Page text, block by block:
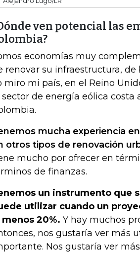
ven potencial las
economías muy
renovar su infraestructura,
miro mi país, en el Reino
sector de energía eólica costa
mucha experiencia
otros tipos de renovación
mucho por ofrecer en
de finanzas.
un instrumento que
utilizar cuando un
menos 20%. Y hay muchos
nos gustaría ver más
Nos gustaría ver